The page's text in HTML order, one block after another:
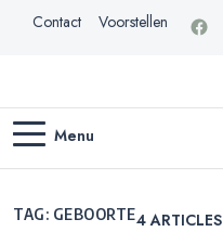
Contact Voorstellen
Menu
TAG: GEBOORTE4ARTICLES